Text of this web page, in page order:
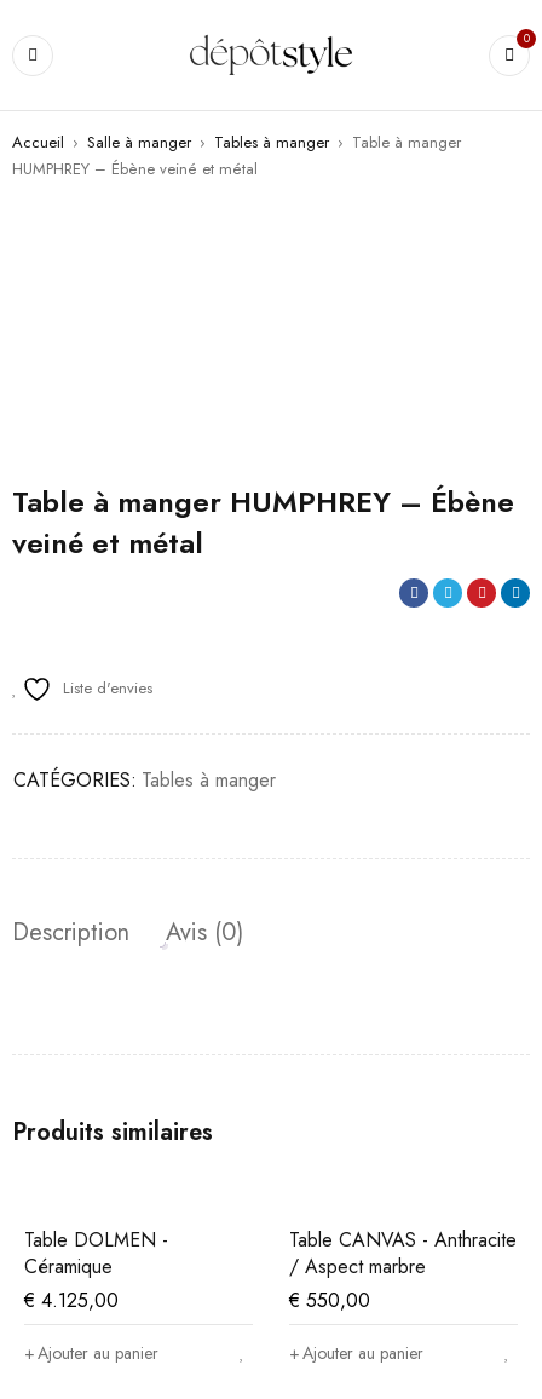
0
Accueil › Salle à manger › Tables à manger › Table à manger
HUMPHREY – Ébène veiné et métal
Table à manger HUMPHREY – Ébène
veiné et métal
Liste d'envies
CATÉGORIES: Tables à manger
Description Avis (0)
Produits similaires
Table DOLMEN -
Céramique
€ 4.125,00
Ajouter au panier
Table CANVAS - Anthracite
/ Aspect marbre
€ 550,00
Ajouter au panier